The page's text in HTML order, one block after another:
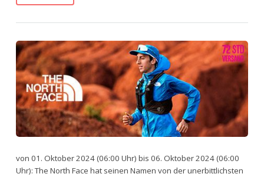
von 01. Oktober 2024 (06:00 Uhr) bis 06. Oktober 2024 (06:00
Uhr): The North Face hat seinen Namen von der unerbittlichsten